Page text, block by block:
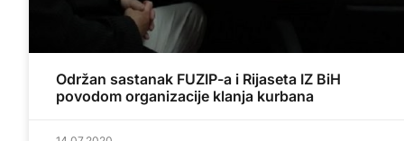
Održan sastanak FUZIP-a i Rijaseta IZ BiH
povodom organizacije klanja kurbana